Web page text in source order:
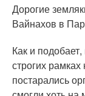
Дорогие
Вайнахов в
Как и
строгих
постарались